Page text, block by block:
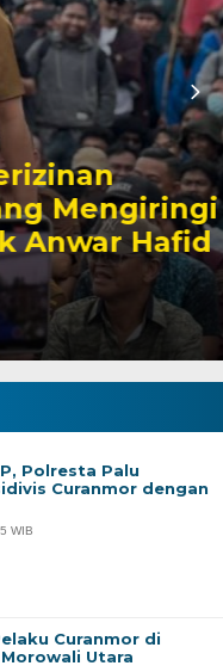
Hafid
Polresta Palu
Curanmor dengan
WIB
Curanmor di
Morowali Utara